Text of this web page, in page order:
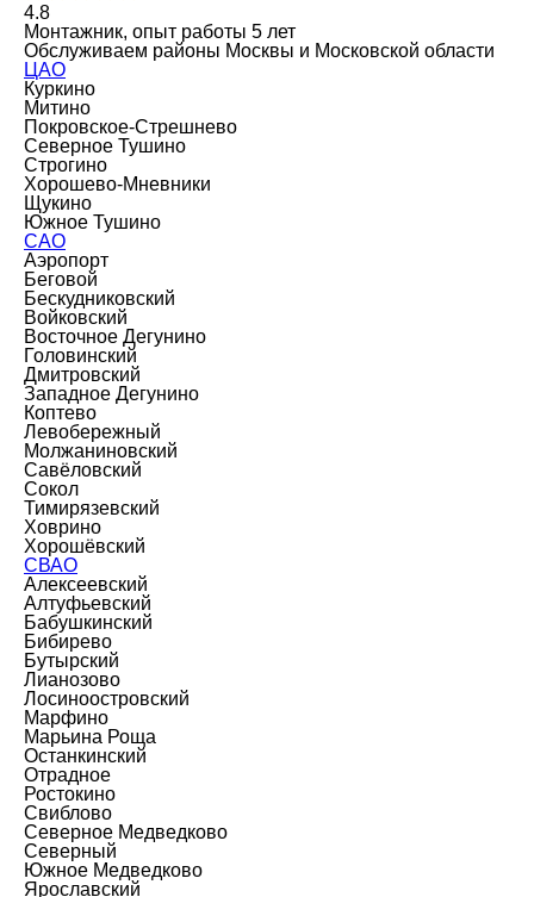
4.8
Монтажник, опыт работы 5 лет
Обслуживаем районы Москвы и Московской области
ЦАО
Куркино
Митино
Покровское-Стрешнево
Северное Тушино
Строгино
Хорошево-Мневники
Щукино
Южное Тушино
САО
Аэропорт
Беговой
Бескудниковский
Войковский
Восточное Дегунино
Головинский
Дмитровский
Западное Дегунино
Коптево
Левобережный
Молжаниновский
Савёловский
Сокол
Тимирязевский
Ховрино
Хорошёвский
СВАО
Алексеевский
Алтуфьевский
Бабушкинский
Бибирево
Бутырский
Лианозово
Лосиноостровский
Марфино
Марьина Роща
Останкинский
Отрадное
Ростокино
Свиблово
Северное Медведково
Северный
Южное Медведково
Ярославский